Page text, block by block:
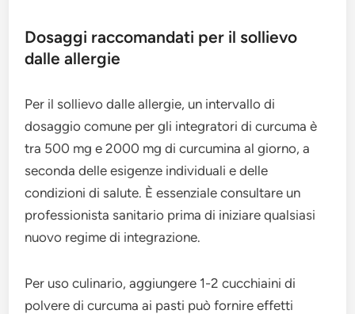
Dosaggi raccomandati per il sollievo
dalle allergie
Per il sollievo dalle allergie, un intervallo di
dosaggio comune per gli integratori di curcuma è
tra 500 mg e 2000 mg di curcumina al giorno, a
seconda delle esigenze individuali e delle
condizioni di salute. È essenziale consultare un
professionista sanitario prima di iniziare qualsiasi
nuovo regime di integrazione.
Per uso culinario, aggiungere 1-2 cucchiaini di
polvere di curcuma ai pasti può fornire effetti